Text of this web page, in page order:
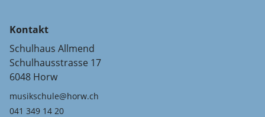
Kontakt
Schulhaus Allmend
Schulhausstrasse 17
6048 Horw
musikschule@horw.ch
041 349 14 20